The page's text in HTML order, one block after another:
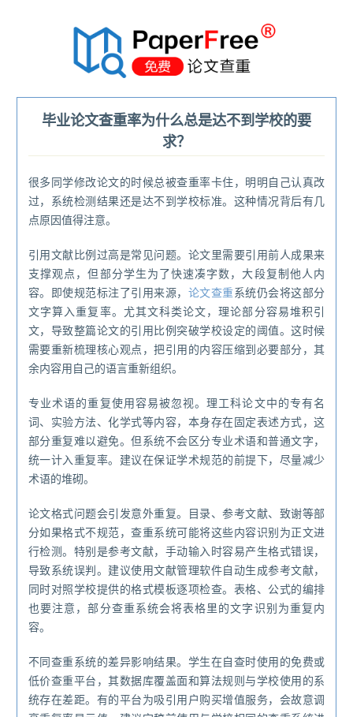
毕业论文查重率为什么总是达不到学校的要
求？
很多同学修改论文的时候总被查重率卡住，明明自己认真改
过，系统检测结果还是达不到学校标准。这种情况背后有几
点原因值得注意。
引用文献比例过高是常见问题。论文里需要引用前人成果来
支撑观点，但部分学生为了快速凑字数，大段复制他人内
容。即使规范标注了引用来源， 论文查重系统仍会将这部分
文字算入重复率。尤其文科类论文，理论部分容易堆积引
文，导致整篇论文的引用比例突破学校设定的阈值。这时候
需要重新梳理核心观点，把引用的内容压缩到必要部分，其
余内容用自己的语言重新组织。
专业术语的重复使用容易被忽视。理工科论文中的专有名
词、实验方法、化学式等内容，本身存在固定表述方式，这
部分重复难以避免。但系统不会区分专业术语和普通文字，
统一计入重复率。建议在保证学术规范的前提下，尽量减少
术语的堆砌。
论文格式问题会引发意外重复。目录、参考文献、致谢等部
分如果格式不规范，查重系统可能将这些内容识别为正文进
行检测。特别是参考文献，手动输入时容易产生格式错误，
导致系统误判。建议使用文献管理软件自动生成参考文献，
同时对照学校提供的格式模板逐项检查。表格、公式的编排
也要注意，部分查重系统会将表格里的文字识别为重复内
容。
不同查重系统的差异影响结果。学生在自查时使用的免费或
低价查重平台，其数据库覆盖面和算法规则与学校使用的系
统存在差距。有的平台为吸引用户购买增值服务，会故意调